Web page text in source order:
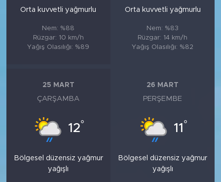
Orta kuvvetli yağmurlu
Nem: %88
Rüzgar: 10 km/h
Yağış Olasılığı: %89
Orta kuvvetli yağmurlu
Nem: %83
Rüzgar: 14 km/h
Yağış Olasılığı: %82
25 MART
ÇARŞAMBA
12°
Bölgesel düzensiz yağmur
yağışlı
26 MART
PERŞEMBE
11 °
Bölgesel düzensiz yağmur
yağışlı